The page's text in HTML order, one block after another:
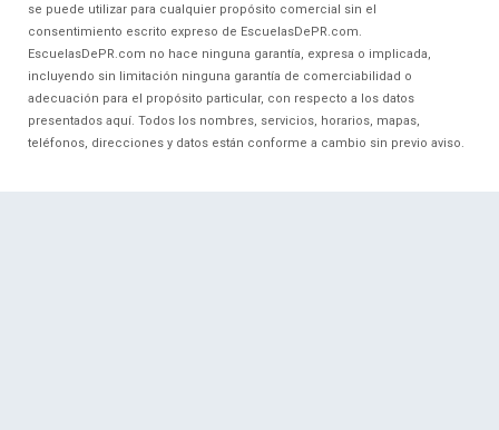
se puede utilizar para cualquier propósito comercial sin el
consentimiento escrito expreso de EscuelasDePR.com.
EscuelasDePR.com no hace ninguna garantía, expresa o implicada,
incluyendo sin limitación ninguna garantía de comerciabilidad o
adecuación para el propósito particular, con respecto a los datos
presentados aquí. Todos los nombres, servicios, horarios, mapas,
teléfonos, direcciones y datos están conforme a cambio sin previo aviso.